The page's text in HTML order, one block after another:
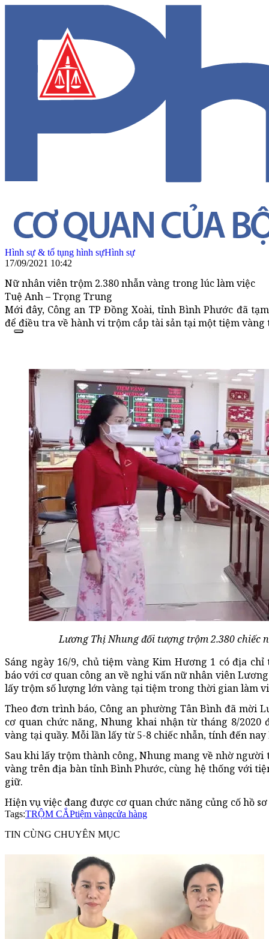
Hình sự & tố tụng hình sựHình sự
17/09/2021 10:42
Nữ nhân viên trộm 2.380 nhẫn vàng trong lúc làm việc
Tuệ Anh – Trọng Trung
Mới đây, Công an TP Đồng Xoài, tỉnh Bình Phước đã
để điều tra về hành vi trộm cắp tài sản tại một tiệm vàng
Lương Thị Nhung đối tượng trộm 2.380 chiếc
Sáng ngày 16/9, chủ tiệm vàng Kim Hương 1 có địa
báo với cơ quan công an về nghi vấn nữ nhân viên
lấy trộm số lượng lớn vàng tại tiệm trong thời gian làm
Theo đơn trình báo, Công an phường Tân Bình đã mời
cơ quan chức năng, Nhung khai nhận từ tháng 8/2020
vàng tại quầy. Mỗi lần lấy từ 5-8 chiếc nhẫn, tính đến
Sau khi lấy trộm thành công, Nhung mang về nhờ người
vàng trên địa bàn tỉnh Bình Phước, cùng hệ thống với
giữ.
Hiện vụ việc đang được cơ quan chức năng củng cố hồ
Tags:TRỘM CẮPtiệm vàngcửa hàng
TIN CÙNG CHUYÊN MỤC